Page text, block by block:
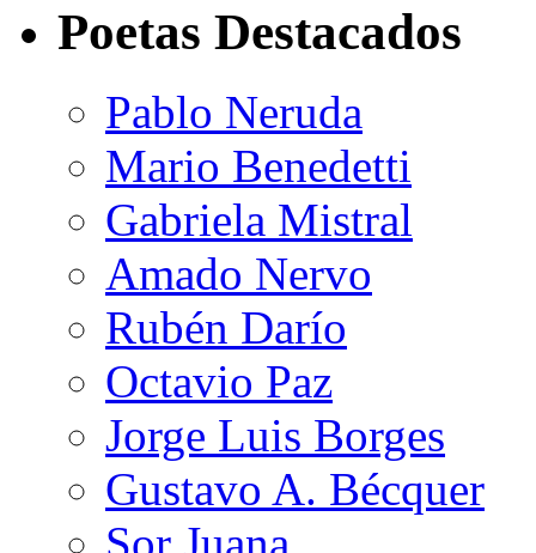
Poetas Destacados
Pablo Neruda
Mario Benedetti
Gabriela Mistral
Amado Nervo
Rubén Darío
Octavio Paz
Jorge Luis Borges
Gustavo A. Bécquer
Sor Juana